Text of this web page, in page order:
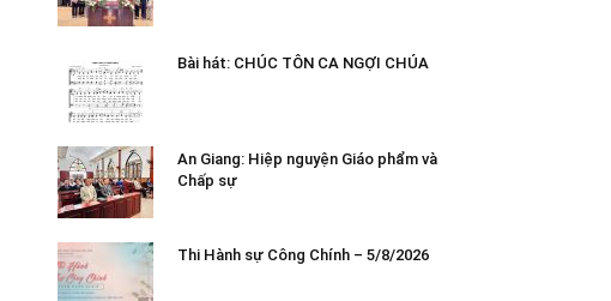
Bài hát: CHÚC TÔN CA NGỢI CHÚA
An Giang: Hiệp nguyện Giáo phẩm và
Chấp sự
Thi Hành sự Công Chính – 5/8/2026